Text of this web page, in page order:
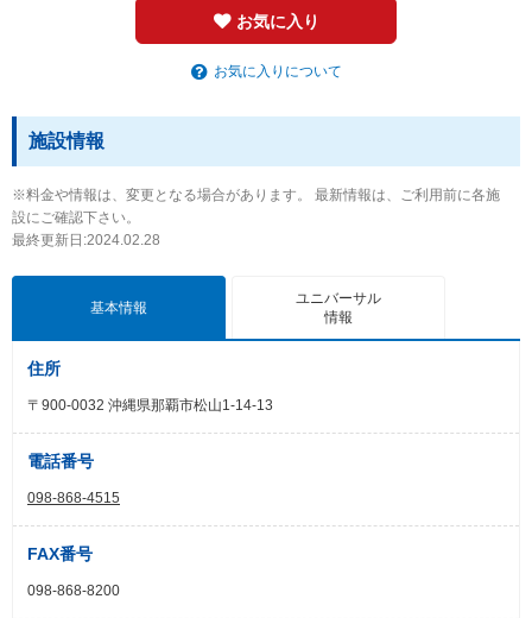
お気に入り
お気に入りについて
施設情報
※料金や情報は、変更となる場合があります。 最新情報は、ご利用前に各施
設にご確認下さい。
最終更新日:2024.02.28
基本情報
ユニバーサル
情報
住所
〒900-0032 沖縄県那覇市松山1-14-13
電話番号
098-868-4515
FAX番号
098-868-8200